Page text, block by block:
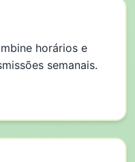
horários e
semanais.